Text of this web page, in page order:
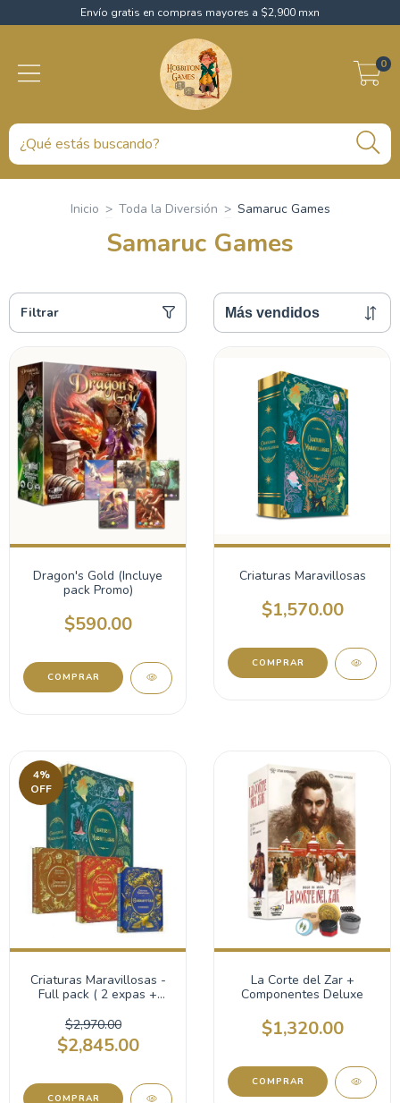
Envío gratis en compras mayores a $2,900 mxn
0
Inicio > Toda la Diversión > Samaruc Games
Samaruc Games
Filtrar
Dragon's Gold (Incluye
pack Promo)
$590.00
Criaturas Maravillosas
$1,570.00
4%
OFF
Criaturas Maravillosas -
Full pack ( 2 expas +
$2,970.00
$2,845.00
La Corte del Zar +
Componentes Deluxe
$1,320.00